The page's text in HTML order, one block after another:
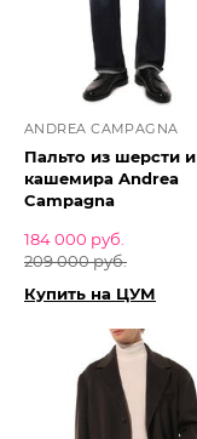
ANDREA CAMPAGNA
Пальто из шерсти и
кашемира Andrea
Campagna
184 000 руб.
209 000 руб.
Купить на ЦУМ